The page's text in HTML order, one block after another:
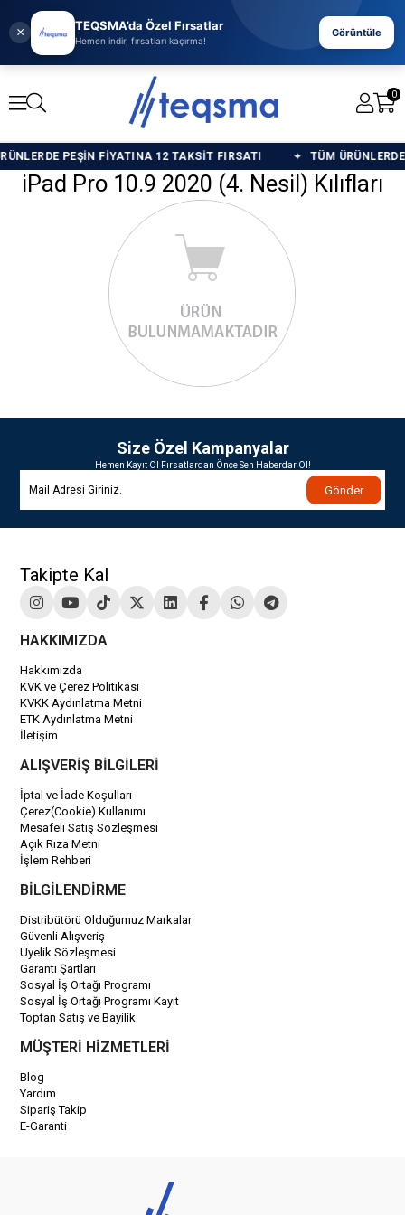
× TEQSMA’da Özel Fırsatlar
Hemen indir, fırsatları kaçırma!
Görüntüle
0
PEŞİN FİYATINA 12 TAKSİT FIRSATI TÜM ÜRÜNLERDE
iPad Pro 10.9 2020 (4. Nesil) Kılıfları
Size Özel Kampanyalar
Hemen Kayıt Ol Fırsatlardan Önce Sen Haberdar Ol!
Gönder
Takipte Kal
HAKKIMIZDA
Hakkımızda
KVK ve Çerez Politikası
KVKK Aydınlatma Metni
ETK Aydınlatma Metni
İletişim
ALIŞVERİŞ BİLGİLERİ
İptal ve İade Koşulları
Çerez(Cookie) Kullanımı
Mesafeli Satış Sözleşmesi
Açık Rıza Metni
İşlem Rehberi
BİLGİLENDİRME
Distribütörü Olduğumuz Markalar
Güvenli Alışveriş
Üyelik Sözleşmesi
Garanti Şartları
Sosyal İş Ortağı Programı
Sosyal İş Ortağı Programı Kayıt
Toptan Satış ve Bayilik
MÜŞTERİ HİZMETLERİ
Blog
Yardım
Sipariş Takip
E-Garanti